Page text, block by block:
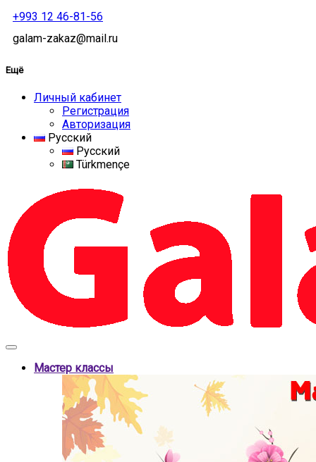
+993 12 46-81-56
galam-zakaz@mail.ru
Ещё
Личный кабинет
Регистрация
Авторизация
Русский
Русский
Türkmençe
Мастер классы